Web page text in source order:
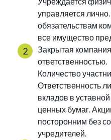
управляется
обязательствам
все имущество
Закрытая
ответственностью.
Количество
Ответственность
вкладов в
ценных бумаг.
посторонним без
учредителей.